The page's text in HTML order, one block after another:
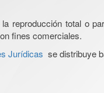
reproducción total o
fines comerciales.
Jurídicas se distribuye